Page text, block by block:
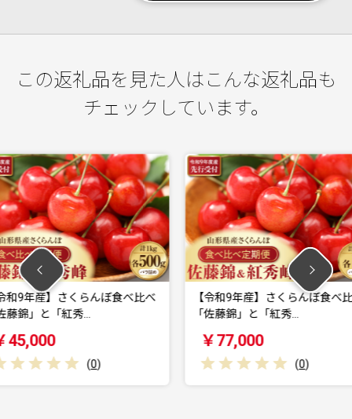
この返礼品を見た人はこんな返礼品も
チェックしています。
食べ比べ
【令和9年産】さくらんぼ食べ比べ
「佐藤錦」と「紅秀…
0)
【令和9